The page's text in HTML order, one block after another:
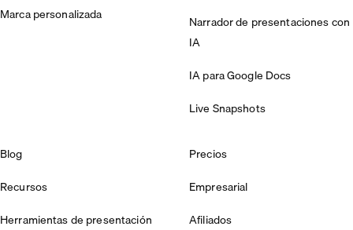
Marca personalizada
Narrador de presentaciones con
IA
IA para Google Docs
Live Snapshots
Blog
Recursos
Herramientas de presentación
Precios
Empresarial
Afiliados